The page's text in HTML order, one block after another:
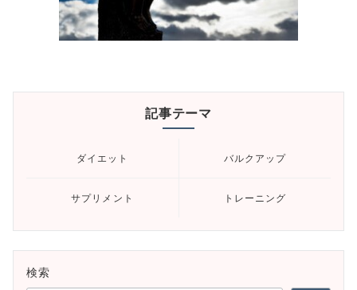
記事テーマ
ダイエット バルクアップ
サプリメント トレーニング
検索